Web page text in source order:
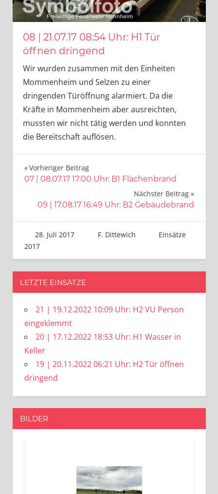
08 | 21.07.17 08:54 Uhr: H1 Tür
öffnen dringend
Wir wurden zusammen mit den Einheiten
Mommenheim und Selzen zu einer
dringenden Türöffnung alarmiert. Da die
Kräfte in Mommenheim aber ausreichten,
mussten wir nicht tätig werden und konnten
die Bereitschaft auflösen.
Beitragsnavigation
Vorheriger Beitrag
07 | 08.07.17 17:00 Uhr: B1 Flächenbrand
Nächster Beitrag
09 | 17.08.17 16:49 Uhr: B2 Gebäudebrand
28. Juli 2017 F. Dittewich
Einsätze
2017
LETZTE EINSÄTZE
21 | 19.12.2022 10:09 Uhr: H2 VU Person
eingeklemmt
20 | 17.12.2022 18:53 Uhr: H1 Wasser in
Keller
19 | 20.11.2022 06:21 Uhr: H2 Tür öffnen
dringend
BILDER